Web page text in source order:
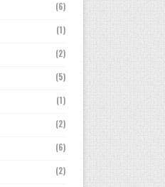
(6)
(1)
(2)
(5)
(1)
(2)
(6)
(2)